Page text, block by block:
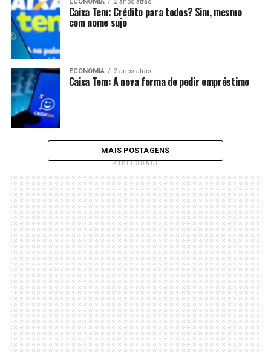
Caixa Tem: Crédito para todos? Sim, mesmo
com nome sujo
ECONOMIA 2 anos atrás
Caixa Tem: A nova forma de pedir empréstimo
MAIS POSTAGENS
PUBLICIDADE